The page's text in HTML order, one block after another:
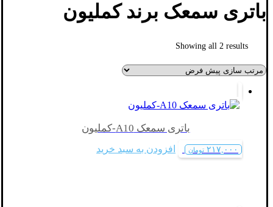
باتری سمعک برند کملیون
Showing all 2 results
باتری سمعک A10-کملیون
۲۱۷,۰۰۰ تومان افزودن به سبد خرید